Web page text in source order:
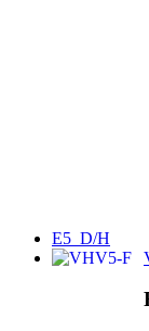
E5_D/H